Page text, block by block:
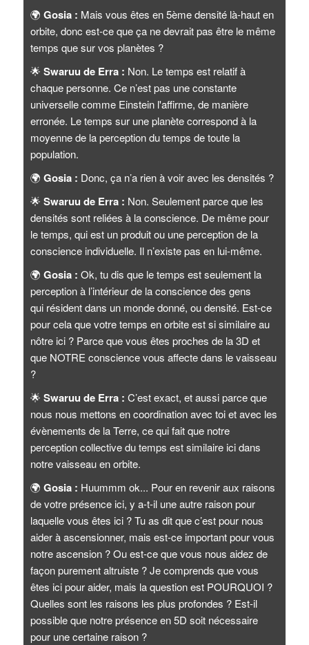
🌍 Gosia : Mais vous êtes en 5ème densité là-haut en
orbite, donc est-ce que ça ne devrait pas être le même
temps que sur vos planètes ?
🌟 Swaruu de Erra : Non. Le temps est relatif à
chaque personne. Ce n’est pas une constante
universelle comme Einstein l'affirme, de manière
erronée. Le temps sur une planète correspond à la
moyenne de la perception du temps de toute la
population.
🌍 Gosia : Donc, ça n’a rien à voir avec les densités ?
🌟 Swaruu de Erra : Non. Seulement parce que les
densités sont reliées à la conscience. De même pour
le temps, qui est un produit ou une perception de la
conscience individuelle. Il n’existe pas en lui-même.
🌍 Gosia : Ok, tu dis que le temps est seulement la
perception à l’intérieur de la conscience des gens
qui résident dans un monde donné, ou densité. Est-ce
pour cela que votre temps en orbite est si similaire au
nôtre ici ? Parce que vous êtes proches de la 3D et
que NOTRE conscience vous affecte dans le vaisseau
?
🌟 Swaruu de Erra : C’est exact, et aussi parce que
nous nous mettons en coordination avec toi et avec les
évènements de la Terre, ce qui fait que notre
perception collective du temps est similaire ici dans
notre vaisseau en orbite.
🌍 Gosia : Huummm ok... Pour en revenir aux raisons
de votre présence ici, y a-t-il une autre raison pour
laquelle vous êtes ici ? Tu as dit que c’est pour nous
aider à ascensionner, mais est-ce important pour vous
notre ascension ? Ou est-ce que vous nous aidez de
façon purement altruiste ? Je comprends que vous
êtes ici pour aider, mais la question est POURQUOI ?
Quelles sont les raisons les plus profondes ? Est-il
possible que notre présence en 5D soit nécessaire
pour une certaine raison ?